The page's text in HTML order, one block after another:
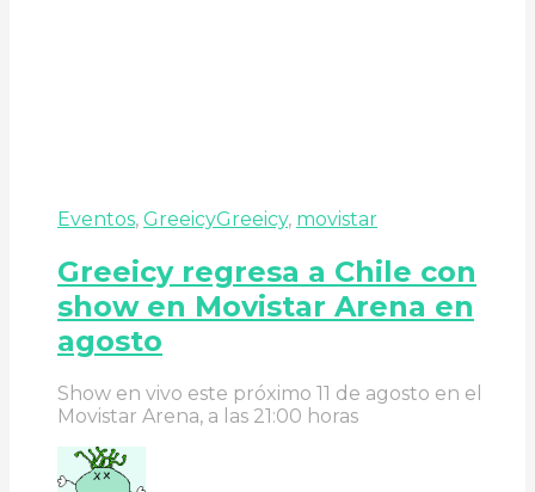
Eventos, GreeicyGreeicy, movistar
Greeicy regresa a Chile con
show en Movistar Arena en
agosto
Show en vivo este próximo 11 de agosto en el
Movistar Arena, a las 21:00 horas